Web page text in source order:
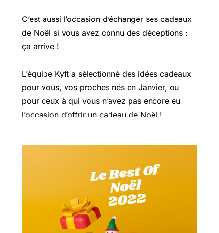
C’est aussi l’occasion d’échanger ses cadeaux
de Noël si vous avez connu des déceptions :
ça arrive !
L’équipe Kyft a sélectionné des idées cadeaux
pour vous, vos proches nés en Janvier, ou
pour ceux à qui vous n’avez pas encore eu
l’occasion d’offrir un cadeau de Noël !